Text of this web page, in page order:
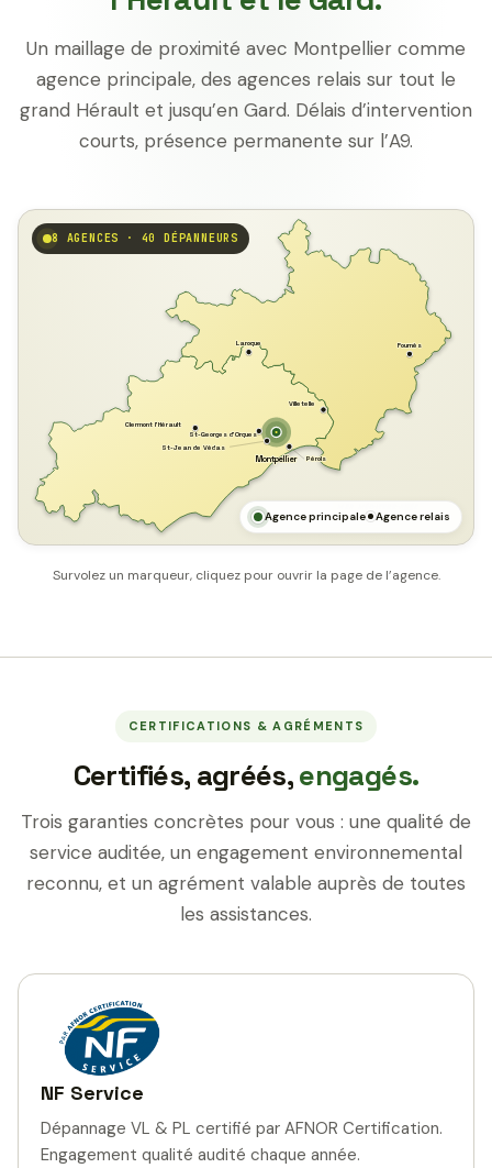
Un maillage de proximité avec Montpellier comme
agence principale, des agences relais sur tout le
grand Hérault et jusqu’en Gard. Délais d’intervention
courts, présence permanente sur l’A9.
Montpellier Pérols
Laroque Fournès
Villetelle
St-Georges d'Orques
Clermont l'Hérault
St-Jean de Védas
8 AGENCES · 40 DÉPANNEURS
Agence principale Agence relais
Survolez un marqueur, cliquez pour ouvrir la page de l’agence.
CERTIFICATIONS & AGRÉMENTS
Certifiés, agréés,engagés.
Trois garanties concrètes pour vous : une qualité de
service auditée, un engagement environnemental
reconnu, et un agrément valable auprès de toutes
les assistances.
NF Service
Dépannage VL & PL certifié par AFNOR Certification.
Engagement qualité audité chaque année.